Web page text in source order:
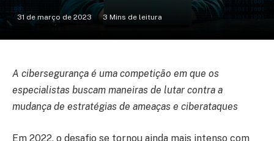
31 de março de 2023 3 Mins de leitura
A cibersegurança é uma competição em que os
especialistas buscam maneiras de lutar contra a
mudança de estratégias de ameaças e ciberataques
Em 2022, o desafio se tornou ainda mais intenso com